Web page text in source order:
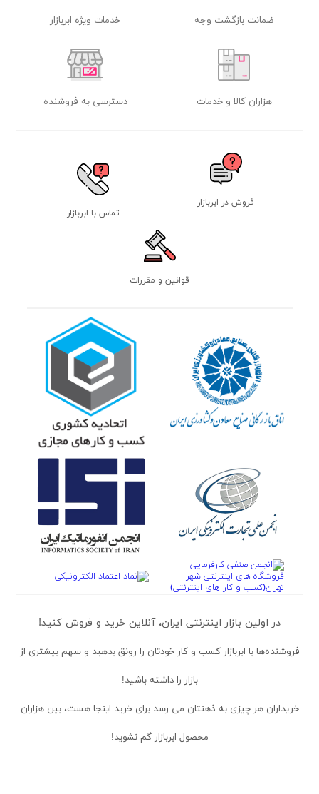
ضمانت بازگشت وجه خدمات ویژه ابربازار
هزاران کالا و خدمات دسترسی به فروشنده
فروش در ابربازار
تماس با ابربازار
قوانین و مقررات
در اولین بازار اینترنتی ایران، آنلاین خرید و فروش کنید!
فروشنده‌ها با ابربازار کسب و کار خودتان را رونق بدهید و سهم بیشتری از
بازار را داشته باشید!
خریداران هر چیزی به ذهنتان می رسد برای خرید اینجا هست، بین هزاران
محصول ابربازار گم نشوید!